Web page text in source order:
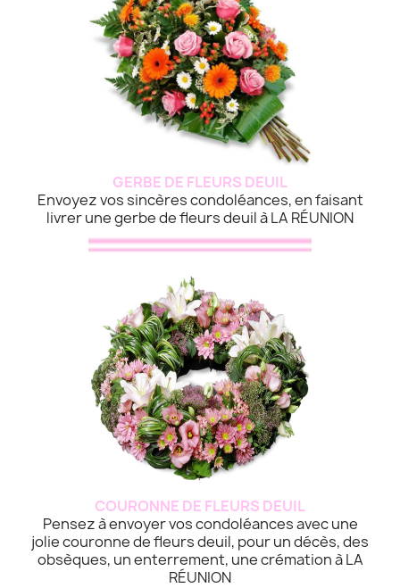
GERBE DE FLEURS DEUIL
Envoyez vos sincères condoléances, en faisant
livrer une gerbe de fleurs deuil à LA RÉUNION
COURONNE DE FLEURS DEUIL
Pensez à envoyer vos condoléances avec une
jolie couronne de fleurs deuil, pour un décès, des
obsèques, un enterrement, une crémation à LA
RÉUNION